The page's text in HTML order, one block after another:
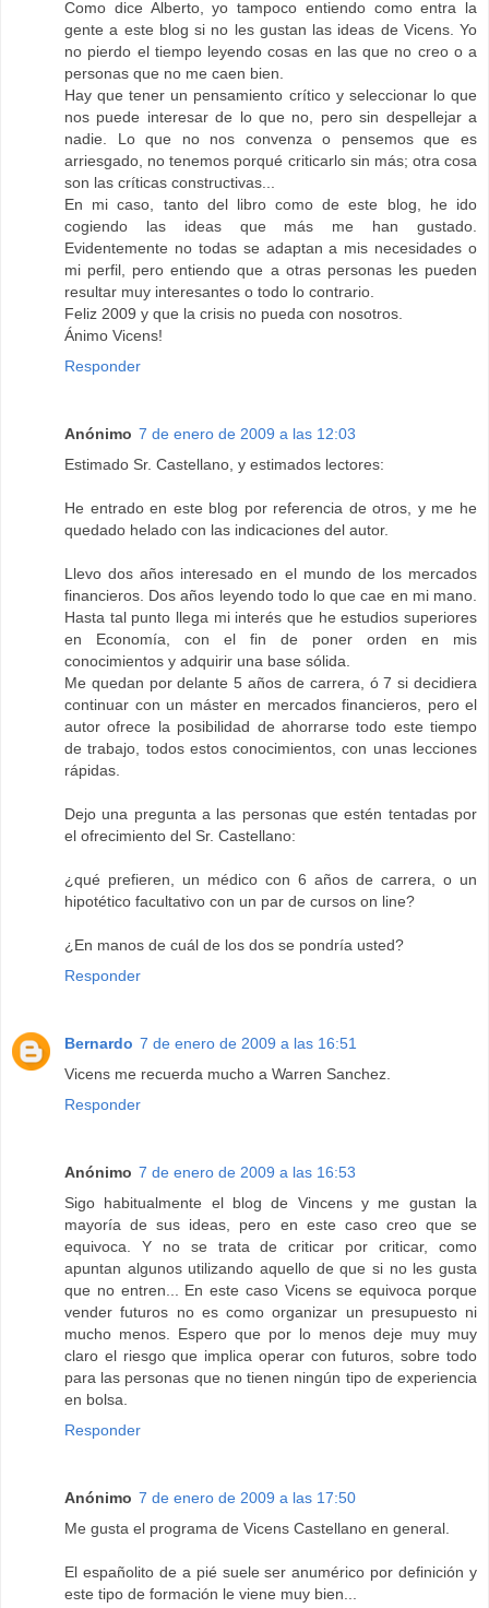
Como dice Alberto, yo tampoco entiendo como entra la
gente a este blog si no les gustan las ideas de Vicens. Yo
no pierdo el tiempo leyendo cosas en las que no creo o a
personas que no me caen bien.
Hay que tener un pensamiento crítico y seleccionar lo que
nos puede interesar de lo que no, pero sin despellejar a
nadie. Lo que no nos convenza o pensemos que es
arriesgado, no tenemos porqué criticarlo sin más; otra cosa
son las críticas constructivas...
En mi caso, tanto del libro como de este blog, he ido
cogiendo las ideas que más me han gustado.
Evidentemente no todas se adaptan a mis necesidades o
mi perfil, pero entiendo que a otras personas les pueden
resultar muy interesantes o todo lo contrario.
Feliz 2009 y que la crisis no pueda con nosotros.
Ánimo Vicens!
Responder
Anónimo 7 de enero de 2009 a las 12:03
Estimado Sr. Castellano, y estimados lectores:
He entrado en este blog por referencia de otros, y me he
quedado helado con las indicaciones del autor.
Llevo dos años interesado en el mundo de los mercados
financieros. Dos años leyendo todo lo que cae en mi mano.
Hasta tal punto llega mi interés que he estudios superiores
en Economía, con el fin de poner orden en mis
conocimientos y adquirir una base sólida.
Me quedan por delante 5 años de carrera, ó 7 si decidiera
continuar con un máster en mercados financieros, pero el
autor ofrece la posibilidad de ahorrarse todo este tiempo
de trabajo, todos estos conocimientos, con unas lecciones
rápidas.
Dejo una pregunta a las personas que estén tentadas por
el ofrecimiento del Sr. Castellano:
¿qué prefieren, un médico con 6 años de carrera, o un
hipotético facultativo con un par de cursos on line?
¿En manos de cuál de los dos se pondría usted?
Responder
Bernardo 7 de enero de 2009 a las 16:51
Vicens me recuerda mucho a Warren Sanchez.
Responder
Anónimo 7 de enero de 2009 a las 16:53
Sigo habitualmente el blog de Vincens y me gustan la
mayoría de sus ideas, pero en este caso creo que se
equivoca. Y no se trata de criticar por criticar, como
apuntan algunos utilizando aquello de que si no les gusta
que no entren... En este caso Vicens se equivoca porque
vender futuros no es como organizar un presupuesto ni
mucho menos. Espero que por lo menos deje muy muy
claro el riesgo que implica operar con futuros, sobre todo
para las personas que no tienen ningún tipo de experiencia
en bolsa.
Responder
Anónimo 7 de enero de 2009 a las 17:50
Me gusta el programa de Vicens Castellano en general.
El españolito de a pié suele ser anumérico por definición y
este tipo de formación le viene muy bien...